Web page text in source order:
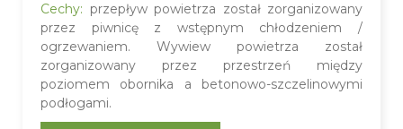
Cechy: przepływ powietrza został zorganizowany
przez piwnicę z wstępnym chłodzeniem /
ogrzewaniem. Wywiew powietrza został
zorganizowany przez przestrzeń między
poziomem obornika a betonowo-szczelinowymi
podłogami.